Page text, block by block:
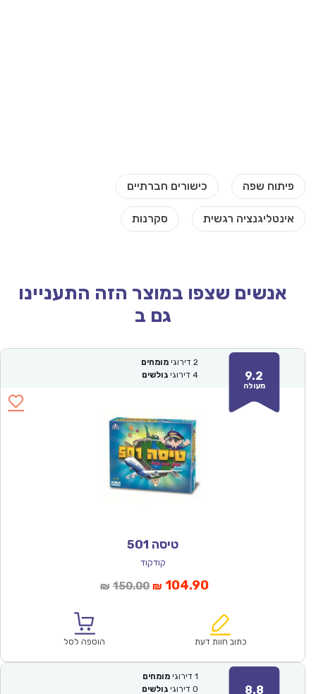
אנשים שצפו במוצר הזה התעניינו
גם ב
9.2
מעולה
2 דירוגי מומחים
4 דירוגי גולשים
טיסה 501
קודקוד
₪ 150.00המחיר
₪150.00.
₪ 104.90המחיר
הוא:
כתוב חוות דעת הוספה לסל
8.8
1 דירוגי מומחים
0 דירוגי גולשים